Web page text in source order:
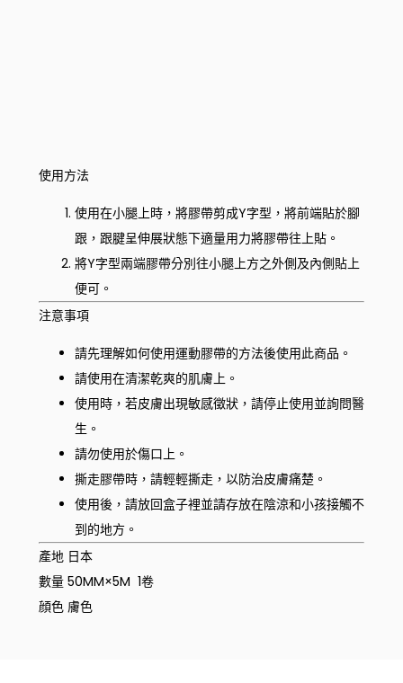
使用方法
使用在小腿上時，將膠帶剪成Y字型，將前端貼於腳
跟，跟腱呈伸展狀態下適量用力將膠帶往上貼。
將Y字型兩端膠帶分別往小腿上方之外側及內側貼上
便可。
注意事項
請先理解如何使用運動膠帶的方法後使用此商品。
請使用在清潔乾爽的肌膚上。
使用時，若皮膚出現敏感徵狀，請停止使用並詢問醫
生。
請勿使用於傷口上。
撕走膠帶時，請輕輕撕走，以防治皮膚痛楚。
使用後，請放回盒子裡並請存放在陰涼和小孩接觸不
到的地方。
產地 日本
數量 50MM×5M 1卷
顔色 膚色